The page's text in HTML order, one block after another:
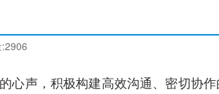
心声，积极构建高效沟通、密切协